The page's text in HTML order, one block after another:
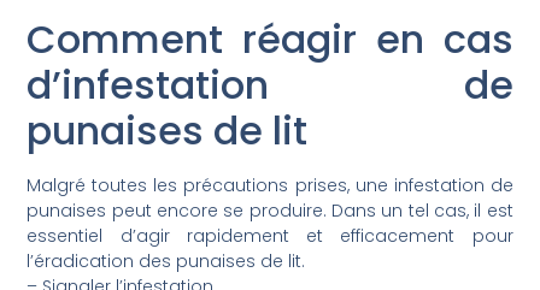
Comment réagir en cas
d’infestation de
punaises de lit
Malgré toutes les précautions prises, une infestation de
punaises peut encore se produire. Dans un tel cas, il est
essentiel d’agir rapidement et efficacement pour
l’éradication des punaises de lit.